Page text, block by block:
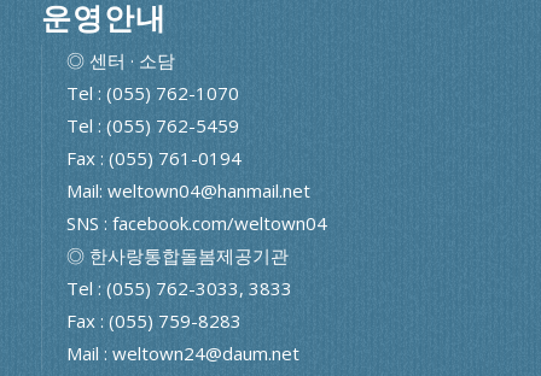
운영안내
◎ 센터 · 소담
Tel : (055) 762-1070
Tel : (055) 762-5459
Fax : (055) 761-0194
Mail: weltown04@hanmail.net
SNS : facebook.com/weltown04
◎ 한사랑통합돌봄제공기관
Tel : (055) 762-3033, 3833
Fax : (055) 759-8283
Mail : weltown24@daum.net